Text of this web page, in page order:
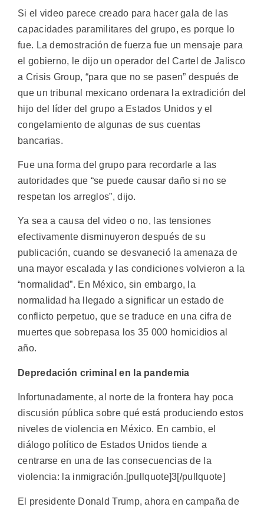
Si el video parece creado para hacer gala de las
capacidades paramilitares del grupo, es porque lo
fue. La demostración de fuerza fue un mensaje para
el gobierno, le dijo un operador del Cartel de Jalisco
a Crisis Group, “para que no se pasen” después de
que un tribunal mexicano ordenara la extradición del
hijo del líder del grupo a Estados Unidos y el
congelamiento de algunas de sus cuentas
bancarias.
Fue una forma del grupo para recordarle a las
autoridades que “se puede causar daño si no se
respetan los arreglos”, dijo.
Ya sea a causa del video o no, las tensiones
efectivamente disminuyeron después de su
publicación, cuando se desvaneció la amenaza de
una mayor escalada y las condiciones volvieron a la
“normalidad”. En México, sin embargo, la
normalidad ha llegado a significar un estado de
conflicto perpetuo, que se traduce en una cifra de
muertes que sobrepasa los 35 000 homicidios al
año.
Depredación criminal en la pandemia
Infortunadamente, al norte de la frontera hay poca
discusión pública sobre qué está produciendo estos
niveles de violencia en México. En cambio, el
diálogo político de Estados Unidos tiende a
centrarse en una de las consecuencias de la
violencia: la inmigración.[pullquote]3[/pullquote]
El presidente Donald Trump, ahora en campaña de